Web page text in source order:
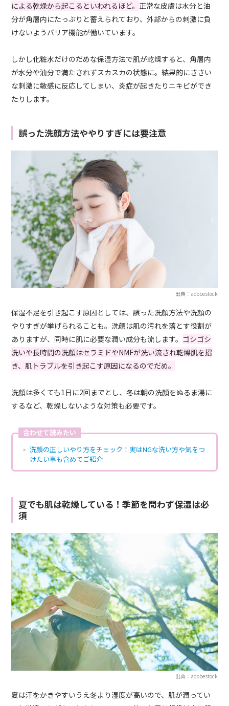
による乾燥から起こるといわれるほど。 正常な皮膚は水分と油
分が角層内にたっぷりと蓄えられており、外部からの刺激に負
けないようバリア機能が働いています。
しかし化粧水だけのだめな保湿方法で肌が乾燥すると、角層内
が水分や油分で満たされずスカスカの状態に。結果的にささい
な刺激に敏感に反応してしまい、炎症が起きたりニキビができ
たりします。
誤った洗顔方法ややりすぎには要注意
出典：adobestock
保湿不足を引き起こす原因としては、誤った洗顔方法や洗顔の
やりすぎが挙げられることも。洗顔は肌の汚れを落とす役割が
ありますが、同時に肌に必要な潤い成分も流します。 ゴシゴシ
洗いや長時間の洗顔はセラミドやNMFが洗い流され乾燥肌を招
き、肌トラブルを引き起こす原因になるのでだめ。
洗顔は多くても1日に2回までとし、冬は朝の洗顔をぬるま湯に
するなど、乾燥しないような対策も必要です。
合わせて読みたい
洗顔の正しいやり方をチェック！実はNGな洗い方や気をつ
けたい事も含めてご紹介
夏でも肌は乾燥している！季節を問わず保湿は必
須
出典：adobestock
夏は汗をかきやすいうえ冬より湿度が高いので、肌が潤ってい